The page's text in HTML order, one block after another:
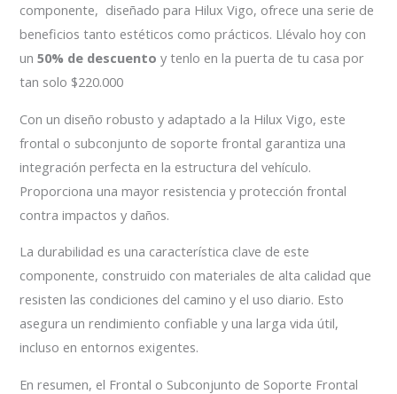
componente, diseñado para Hilux Vigo, ofrece una serie de
beneficios tanto estéticos como prácticos. Llévalo hoy con
un50% de descuento y tenlo en la puerta de tu casa por
tan solo $220.000
Con un diseño robusto y adaptado a la Hilux Vigo, este
frontal o subconjunto de soporte frontal garantiza una
integración perfecta en la estructura del vehículo.
Proporciona una mayor resistencia y protección frontal
contra impactos y daños.
La durabilidad es una característica clave de este
componente, construido con materiales de alta calidad que
resisten las condiciones del camino y el uso diario. Esto
asegura un rendimiento confiable y una larga vida útil,
incluso en entornos exigentes.
En resumen, el Frontal o Subconjunto de Soporte Frontal